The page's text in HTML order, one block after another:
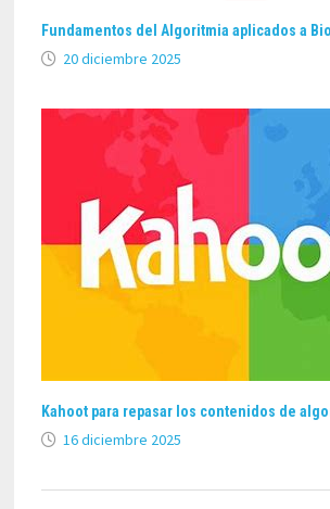
Fundamentos del Algoritmia aplicados a
20 diciembre 2025
Kahoot para repasar los contenidos de
16 diciembre 2025